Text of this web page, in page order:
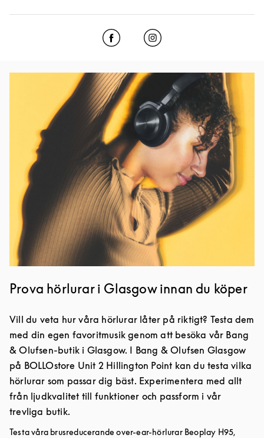
Click to open Facebook
Link Opens in New Tab
Click to open Instagram
Link Opens in New Tab
Prova hörlurar i Glasgow innan du köper
Vill du veta hur våra hörlurar låter på riktigt? Testa dem
med din egen favoritmusik genom att besöka vår Bang
& Olufsen-butik i Glasgow. I Bang & Olufsen Glasgow
på BOLLOstore Unit 2 Hillington Point kan du testa vilka
hörlurar som passar dig bäst. Experimentera med allt
från ljudkvalitet till funktioner och passform i vår
trevliga butik.
Testa våra brusreducerande over-ear-hörlurar Beoplay H95,